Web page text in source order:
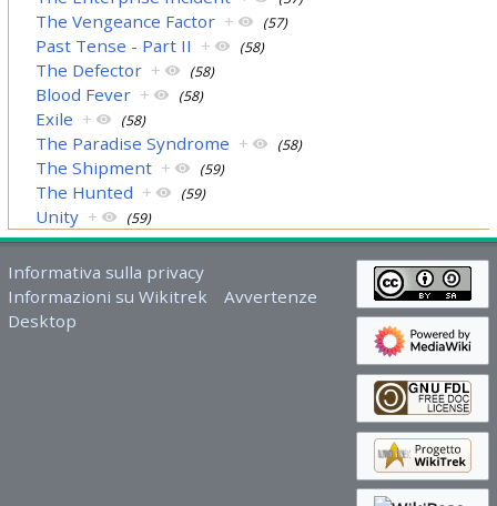
The Vengeance Factor + (57)
Past Tense - Part II + (58)
The Defector + (58)
Blood Fever + (58)
Exile + (58)
The Paradise Syndrome + (58)
The Shipment + (59)
The Hunted + (59)
Unity + (59)
Informativa sulla privacy
Informazioni su Wikitrek
Avvertenze
Desktop